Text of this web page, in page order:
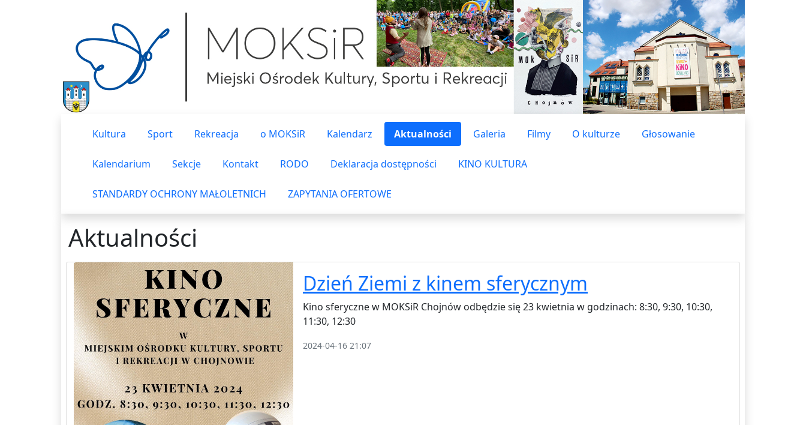
Kultura Sport Rekreacja o MOKSiR Kalendarz Aktualności Galeria Filmy O kulturze Głosowanie
Kalendarium Sekcje Kontakt RODO Deklaracja dostępności KINO KULTURA
STANDARDY OCHRONY MAŁOLETNICH ZAPYTANIA OFERTOWE
Aktualności
Dzień Ziemi z kinem sferycznym
Kino sferyczne w MOKSiR Chojnów odbędzie się 23 kwietnia w godzinach: 8:30, 9:30, 10:30,
11:30, 12:30
2024-04-16 21:07